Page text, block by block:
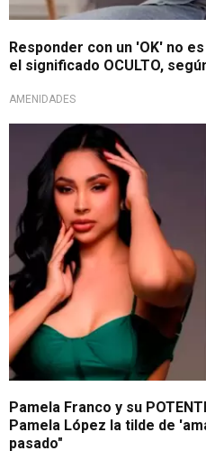
Responder con un 'OK' no
el significado OCULTO,
AMENIDADES
¿Para la ex de 'Cuevita'?
Pamela Franco y su
Pamela López la tilde de
pasado"